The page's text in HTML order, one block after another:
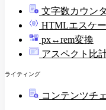
文字数カウン
HTMLエスケ
px↔rem変換
アスペクト比
ライティング
コンテンツチ